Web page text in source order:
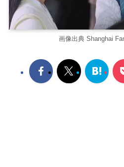
画像出典 Shanghai